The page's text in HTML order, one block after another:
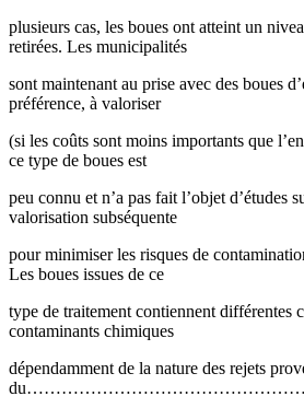
plusieurs cas, les boues ont atteint un
retirées. Les municipalités
sont maintenant au prise avec des boues
préférence, à valoriser
(si les coûts sont moins importants que
ce type de boues est
peu connu et n’a pas fait l’objet d’études
valorisation subséquente
pour minimiser les risques de
Les boues issues de ce
type de traitement contiennent différentes
contaminants chimiques
dépendamment de la nature des rejets